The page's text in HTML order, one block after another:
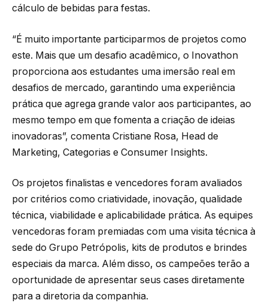
cálculo de bebidas para festas.
“É muito importante participarmos de projetos como
este. Mais que um desafio acadêmico, o Inovathon
proporciona aos estudantes uma imersão real em
desafios de mercado, garantindo uma experiência
prática que agrega grande valor aos participantes, ao
mesmo tempo em que fomenta a criação de ideias
inovadoras”, comenta Cristiane Rosa, Head de
Marketing, Categorias e Consumer Insights.
Os projetos finalistas e vencedores foram avaliados
por critérios como criatividade, inovação, qualidade
técnica, viabilidade e aplicabilidade prática. As equipes
vencedoras foram premiadas com uma visita técnica à
sede do Grupo Petrópolis, kits de produtos e brindes
especiais da marca. Além disso, os campeões terão a
oportunidade de apresentar seus cases diretamente
para a diretoria da companhia.